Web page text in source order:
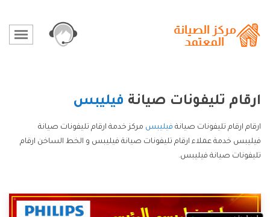
ارقام تليفونات صيانة فيليبس
ارقام ارقام تليفونات صيانة فيليبس مركز خدمة ارقام تليفونات صيانة
فيليبس خدمة عملاء ارقام تليفونات صيانة فيليبس و الخط الساخن ارقام
تليفونات صيانة فيليبس.